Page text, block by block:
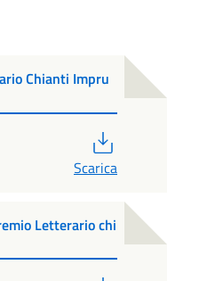
Chianti Impru
Scarica
Letterario chi